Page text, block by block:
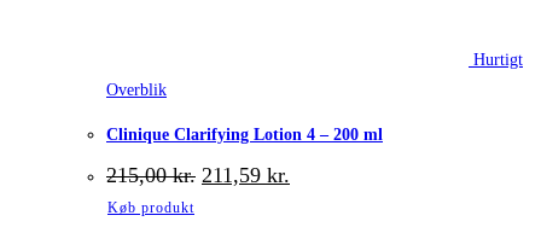
Hurtigt
Overblik
Clinique Clarifying Lotion 4 – 200 ml
215,00kr. Den
oprindelige
211,59 kr.
aktuelle
Køb produkt